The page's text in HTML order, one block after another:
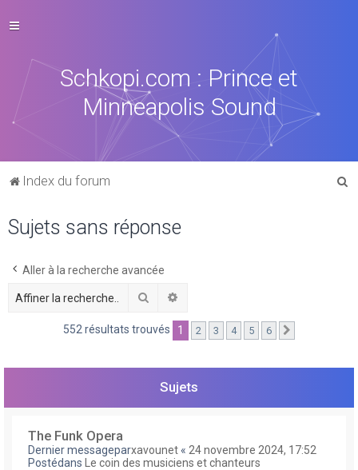
Schkopi.com : Prince et
Minneapolis Sound
Index du forum
Sujets sans réponse
Aller à la recherche avancée
Rechercher
552 résultats trouvés 1 2 3 4 5 6
Sujets
The Funk Opera
Dernier messageparxavounet « 24 novembre 2024, 17:52
Postédans
Le coin des musiciens et chanteurs